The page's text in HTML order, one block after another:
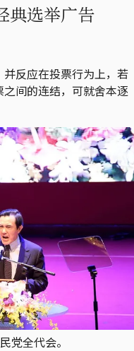
典选举广告
反应在投票行为上，若
间的连结，可就舍本逐
党全代会。